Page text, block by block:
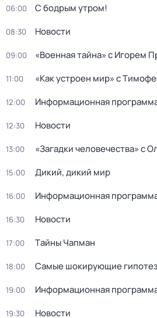
06:00 С бодрым утром!
08:30 Новости
09:00 «Военная тайна» с Игорем
11:00 «Как устроен мир» с
12:00 Информационная программа
12:30 Новости
13:00 «Загадки человечества» с
15:00 Дикий, дикий мир
16:00 Информационная программа
16:30 Новости
17:00 Тaйны Чапман
18:00 Самые шoкиpующие
19:00 Информационная программа
19:30 Новости